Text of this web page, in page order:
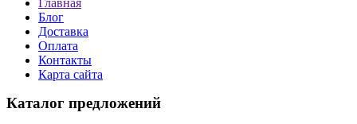
Главная
Блог
Доставка
Оплата
Контакты
Карта сайта
Каталог предложений